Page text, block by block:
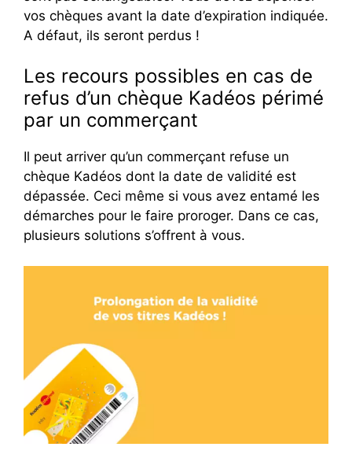
vos chèques avant la date d’expiration indiquée.
A défaut, ils seront perdus !
Les recours possibles en cas de
refus d’un chèque Kadéos périmé
par un commerçant
Il peut arriver qu’un commerçant refuse un
chèque Kadéos dont la date de validité est
dépassée. Ceci même si vous avez entamé les
démarches pour le faire proroger. Dans ce cas,
plusieurs solutions s’offrent à vous.